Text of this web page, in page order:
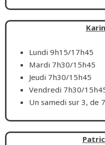
Lundi 9h15/17h45
Mardi 7h30/15h45
Jeudi 7h30/15h45
Vendredi 7h30/
Un samedi sur 3, de